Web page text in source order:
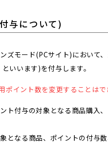
与について)
ズモード(PCサイト)において
いいます)を付与します。
イント数を変更することはで
ト付与の対象となる商品購入
となる商品、ポイントの付与